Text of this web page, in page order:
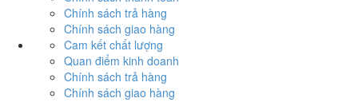
Chính sách trả hàng
Chính sách giao hàng
Cam kết chất lượng
Quan điểm kinh doanh
Chính sách trả hàng
Chính sách giao hàng